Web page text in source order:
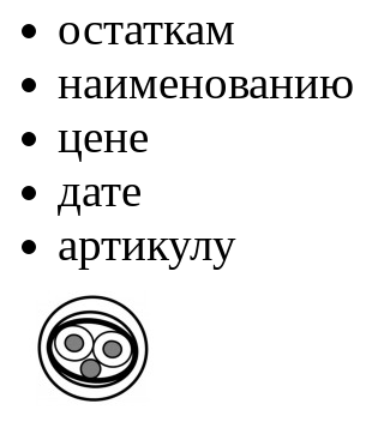
остаткам
наименованию
цене
дате
артикулу